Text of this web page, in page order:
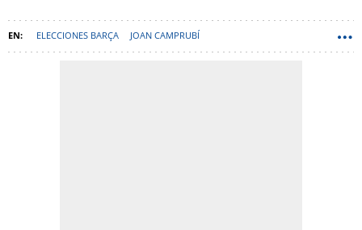
ELECCIONES BARÇA JOAN CAMPRUBÍ